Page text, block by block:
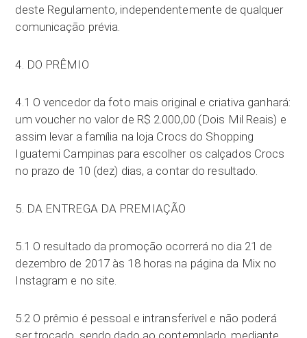
deste Regulamento, independentemente de qualquer
comunicação prévia.
4. DO PRÊMIO
4.1 O vencedor da foto mais original e criativa ganhará:
um voucher no valor de R$ 2.000,00 (Dois Mil Reais) e
assim levar a família na loja Crocs do Shopping
Iguatemi Campinas para escolher os calçados Crocs
no prazo de 10 (dez) dias, a contar do resultado.
5. DA ENTREGA DA PREMIAÇÃO
5.1 O resultado da promoção ocorrerá no dia 21 de
dezembro de 2017 às 18 horas na página da Mix no
Instagram e no site.
5.2 O prêmio é pessoal e intransferível e não poderá
ser trocado, sendo dado ao contemplado, mediante